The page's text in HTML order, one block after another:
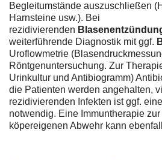
Begleitumstände auszuschließen
Harnsteine usw.). Bei
rezidivierenden
weiterführende Diagnostik mit ggf.
Uroflowmetrie
Röntgenuntersuchung. Zur
Urinkultur und Antibiogramm)
die Patienten werden angehalten,
rezidivierenden Infekten ist ggf.
notwendig. Eine Immuntherapie
köpereigenen Abwehr kann